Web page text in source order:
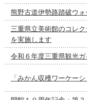
熊野古道伊勢路踏破ウ
三重県立美術館のコレ
を実施します
令和６年度三重県観光
「みかん収穫ワーケー